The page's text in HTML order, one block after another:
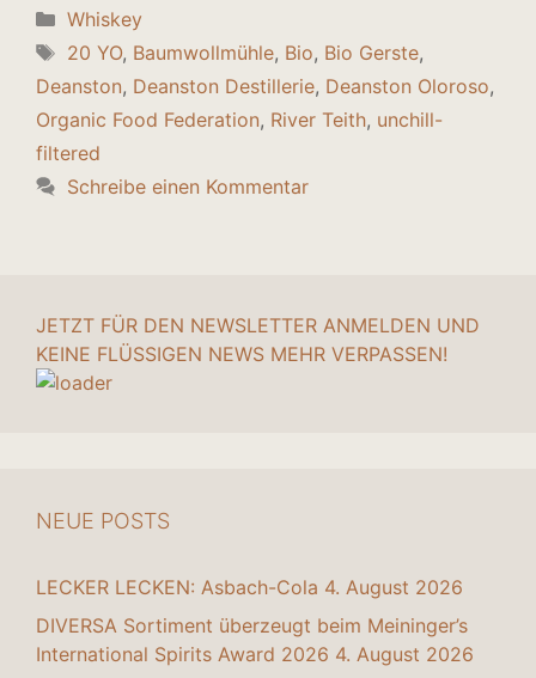
Kategorien
Whiskey
Schlagwörter
20 YO, Baumwollmühle, Bio, Bio Gerste,
Deanston, Deanston Destillerie, Deanston Oloroso,
Organic Food Federation, River Teith, unchill-
filtered
Schreibe einen Kommentar
JETZT FÜR DEN NEWSLETTER ANMELDEN UND
KEINE FLÜSSIGEN NEWS MEHR VERPASSEN!
NEUE POSTS
LECKER LECKEN: Asbach-Cola 4. August 2026
DIVERSA Sortiment überzeugt beim Meininger’s
International Spirits Award 2026 4. August 2026